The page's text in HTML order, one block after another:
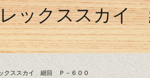
ックススカ
クススカイ 細目 Ｐ－６００